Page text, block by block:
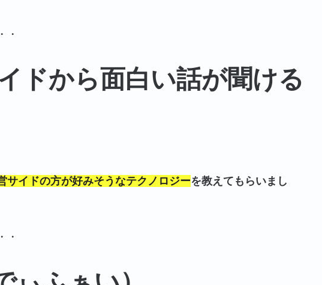
・
ドから面白い話が聞ける
サイドの方が好みそうなテクノロジーを教えてもらいまし
・